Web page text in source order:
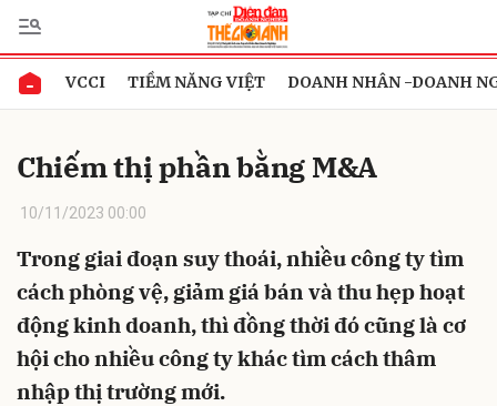
VCCI TIỀM NĂNG VIỆT DOANH NHÂN -DOANH
Chiếm thị phần bằng M&A
10/11/2023 00:00
Trong giai đoạn suy thoái, nhiều công ty tìm
cách phòng vệ, giảm giá bán và thu hẹp hoạt
động kinh doanh, thì đồng thời đó cũng là cơ
hội cho nhiều công ty khác tìm cách thâm
nhập thị trường mới.
Gửi bình luận
Hủy Gửi